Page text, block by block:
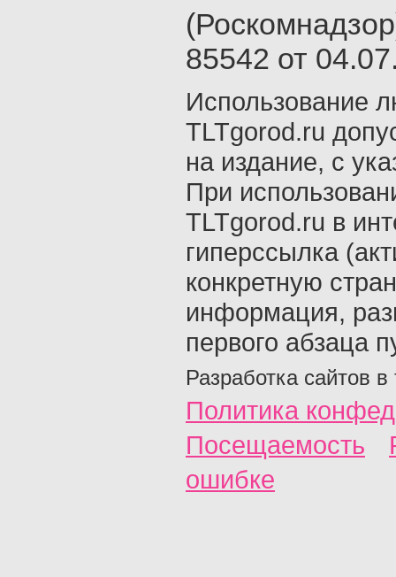
85542 от
Использование
TLTgorod.ru
на издание, с
При
TLTgorod.ru в
гиперссылка
конкретную
информация,
первого абзаца
Разработка сайтов в
Политика
Посещаемость
ошибке